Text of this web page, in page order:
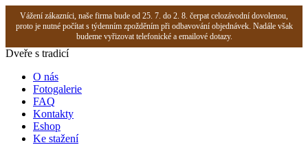
Vážení zákazníci, naše firma bude od 25. 7. do 2. 8. čerpat celozávodní dovolenou,
proto je nutné počítat s týdenním zpožděním při odbavování objednávek. Nadále však
budeme vyřizovat telefonické a emailové dotazy.
Dveře s tradicí
O nás
Fotogalerie
FAQ
Kontakty
Eshop
Ke stažení